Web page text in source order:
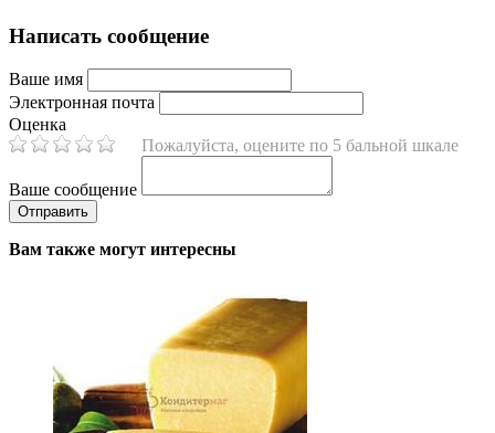
Написать сообщение
Ваше имя
Электронная почта
Оценка
Пожалуйста, оцените по 5 бальной шкале
Ваше сообщение
Вам также могут интересны